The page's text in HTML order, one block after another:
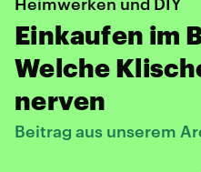
Einkaufen im
Welche
nerven
Beitrag aus unserem